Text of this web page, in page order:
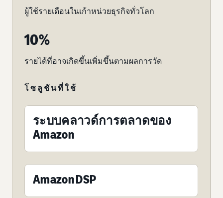
ผู้ใช้รายเดือนในเก้าหน่วยธุรกิจทั่วโลก
10%
รายได้ที่อาจเกิดขึ้นเพิ่มขึ้นตามผลการวัด
โซลูชันที่ใช้
ระบบคลาวด์การตลาดของ
Amazon
Amazon DSP